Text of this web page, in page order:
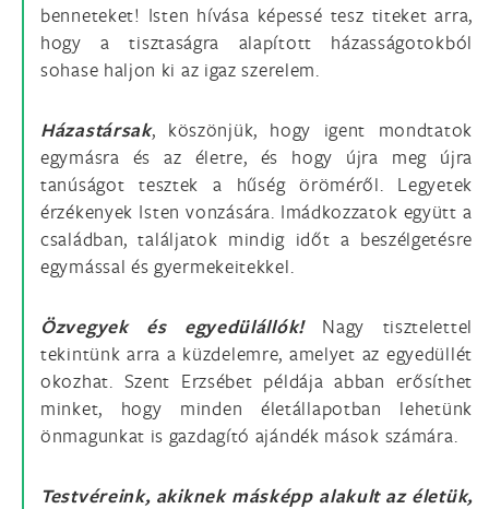
benneteket! Isten hívása képessé tesz titeket arra,
hogy a tisztaságra alapított házasságotokból
sohase haljon ki az igaz szerelem.
Házastársak, köszönjük, hogy igent mondtatok
egymásra és az életre, és hogy újra meg újra
tanúságot tesztek a hűség öröméről. Legyetek
érzékenyek Isten vonzására. Imádkozzatok együtt a
családban, találjatok mindig időt a beszélgetésre
egymással és gyermekeitekkel.
Özvegyek és egyedülállók!Nagy tisztelettel
tekintünk arra a küzdelemre, amelyet az egyedüllét
okozhat. Szent Erzsébet példája abban erősíthet
minket, hogy minden életállapotban lehetünk
önmagunkat is gazdagító ajándék mások számára.
Testvéreink, akiknek másképp alakult az életük,